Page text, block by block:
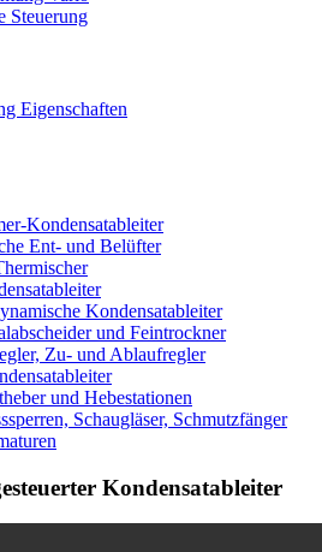
Steuerung
Eigenschaften
Kondensatableiter
Ent- und Belüfter
Kondensatableiter
und Feintrockner
Zu- und Ablaufregler
und Hebestationen
Schaugläser, Schmutzfänger
Kondensatableiter